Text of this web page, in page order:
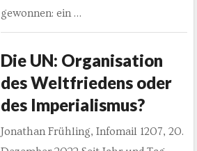
gewonnen: ein …
Die UN: Organisation
des Weltfriedens oder
des Imperialismus?
Jonathan Frühling, Infomail 1207, 20.